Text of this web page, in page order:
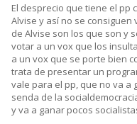
El desprecio que tiene el pp
Alvise y así no se
de Alvise son los que son y
votar a un vox que los
a un vox que se porte bien
trata de presentar un
vale para el pp, que no va a
senda de la
y va a ganar pocos